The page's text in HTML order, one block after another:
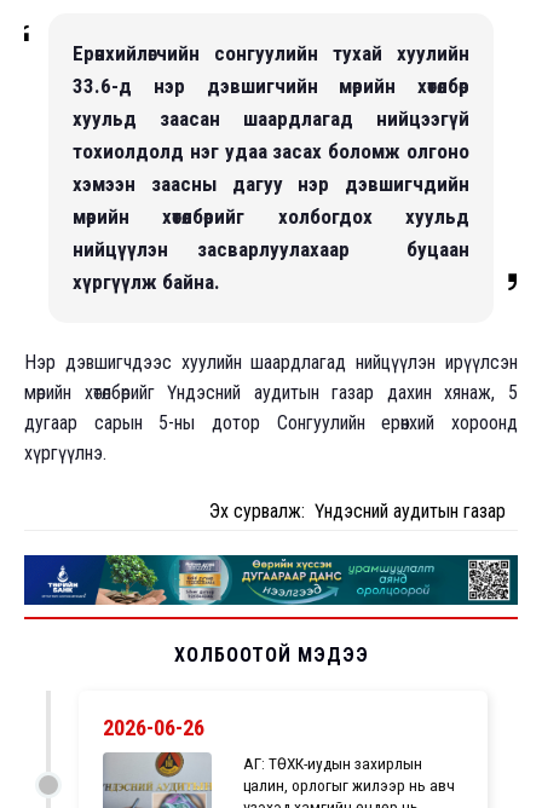
Ерөнхийлөгчийн сонгуулийн тухай хуулийн
33.6-д нэр дэвшигчийн мөрийн хөтөлбөр
хуульд заасан шаардлагад нийцээгүй
тохиолдолд нэг удаа засах боломж олгоно
хэмээн заасны дагуу нэр дэвшигчдийн
мөрийн хөтөлбөрийг холбогдох хуульд
нийцүүлэн засварлуулахаар буцаан
хүргүүлж байна.
Нэр дэвшигчдээс хуулийн шаардлагад нийцүүлэн ирүүлсэн
мөрийн хөтөлбөрийг Үндэсний аудитын газар дахин хянаж, 5
дугаар сарын 5-ны дотор Сонгуулийн ерөнхий хороонд
хүргүүлнэ.
Эх сурвалж: Үндэсний аудитын газар
ХОЛБООТОЙ МЭДЭЭ
2026-06-26
ҮАГ: ТӨХК-иудын захирлын
цалин, орлогыг жилээр нь авч